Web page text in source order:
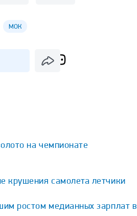
МОК
на чемпионате
крушения самолета летчики
ростом медианных зарплат в